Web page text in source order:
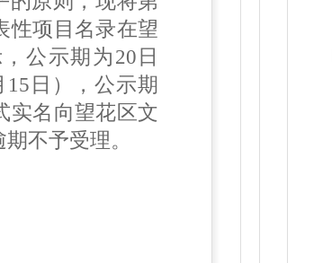
性项目名录在望
公示期为 20 日
15 日 ）
，公示期
实名向望花 区文
不予受理。